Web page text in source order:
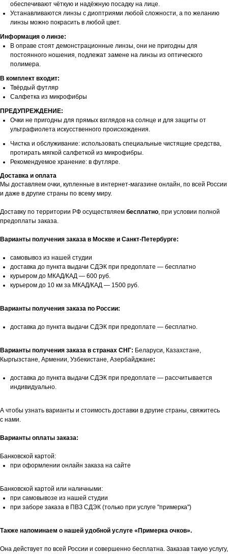
обеспечивают чёткую и надёжную посадку на лице.
Устанавливаются линзы с диоптриями любой сложности, а по желанию
линзы можно покрасить в любой цвет.
Информация о линзе:
В оправе стоят демонстрационные линзы, они не пригодны для
постоянного ношения, подлежат замене на линзы из оптического
полимера.
В комплект входит:
Твёрдый футляр
Салфетка из микрофибры
ПРЕДУПРЕЖДЕНИЕ:
Очки не пригодны для прямых взглядов на солнце и для защиты от
ультрафиолета искусственного происхождения.
Чистка и обслуживание: использовать специальные чистящие средства,
протирать мягкой салфеткой из микрофибры.
Рекомендуемое хранение: в футляре.
Доставка и оплата
Мы доставляем очки, купленные в интернет-магазине онлайн, по всей России
и даже в другие страны по всему миру.
Доставку по территории РФ осуществляем бесплатно, при условии полной
предоплаты заказа.
Варианты получения заказа в Москве и Санкт-Петербурге:
самовывоз из нашей студии
доставка до пункта выдачи СДЭК при предоплате — бесплатно
курьером до МКАД/КАД — 600 руб.
курьером до 10 км за МКАД/КАД — 1500 руб.
Варианты получения заказа по России:
доставка до пункта выдачи СДЭК при предоплате — бесплатно.
Варианты получения заказа в странах СНГ: Беларуси, Казахстане,
Кыргызстане, Армении, Узбекистане, Азербайджане:
доставка до пункта выдачи СДЭК при предоплате — рассчитывается
индивидуально.
А чтобы узнать варианты и стоимость доставки в другие страны, свяжитесь
с нами.
Варианты оплаты заказа:
Банковской картой:
при оформлении онлайн заказа на сайте
Банковской картой или наличными:
при самовывозе из нашей студии
при заборе заказа в ПВЗ СДЭК (только при услуге "примерка")
Также напоминаем о нашей удобной услуге «Примерка очков».
Она действует по всей России и совершенно бесплатна. Заказав такую услугу,